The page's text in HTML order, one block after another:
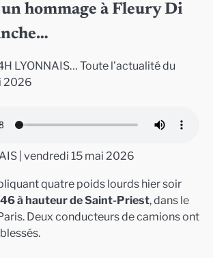
hommage à Fleury Di
LYONNAIS… Toute l’actualité du
2026
| vendredi 15 mai 2026
quatre poids lourds hier soir
à hauteur de Saint-Priest, dans le
Deux conducteurs de camions ont